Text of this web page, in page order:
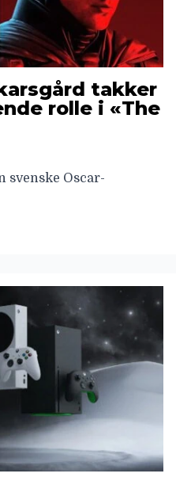
takker
rolle i «The
svenske Oscar-